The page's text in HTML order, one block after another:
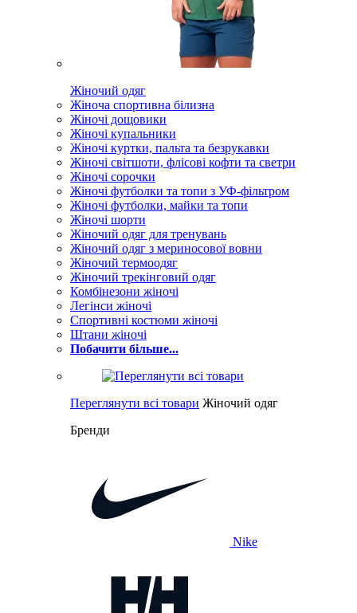
Жіночий одяг
Жіноча спортивна білизна
Жіночі дощовики
Жіночі купальники
Жіночі куртки, пальта та безрукавки
Жіночі світшоти, флісові кофти та светри
Жіночі сорочки
Жіночі футболки та топи з УФ-фільтром
Жіночі футболки, майки та топи
Жіночі шорти
Жіночий одяг для тренувань
Жіночий одяг з мериносової вовни
Жіночий термоодяг
Жіночий трекінговий одяг
Комбінезони жіночі
Легінси жіночі
Спортивні костюми жіночі
Штани жіночі
Побачити більше...
Переглянути всі товари Жіночий одяг
Бренди
Nike